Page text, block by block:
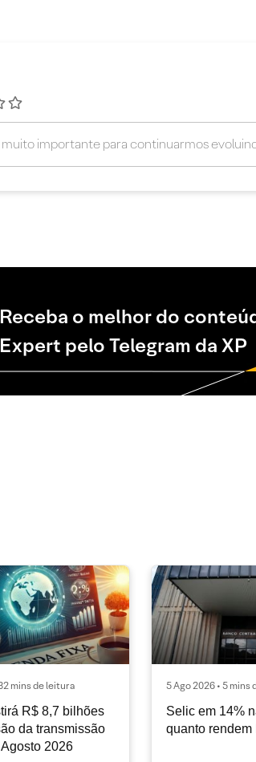
Receba o melhor do
Expert pelo Telegram da XP
mins de leitura
R$ 8,7 bilhões
da transmissão
2026
5 Ago 2026 • 5 mins
Selic em 14%
quanto rendem